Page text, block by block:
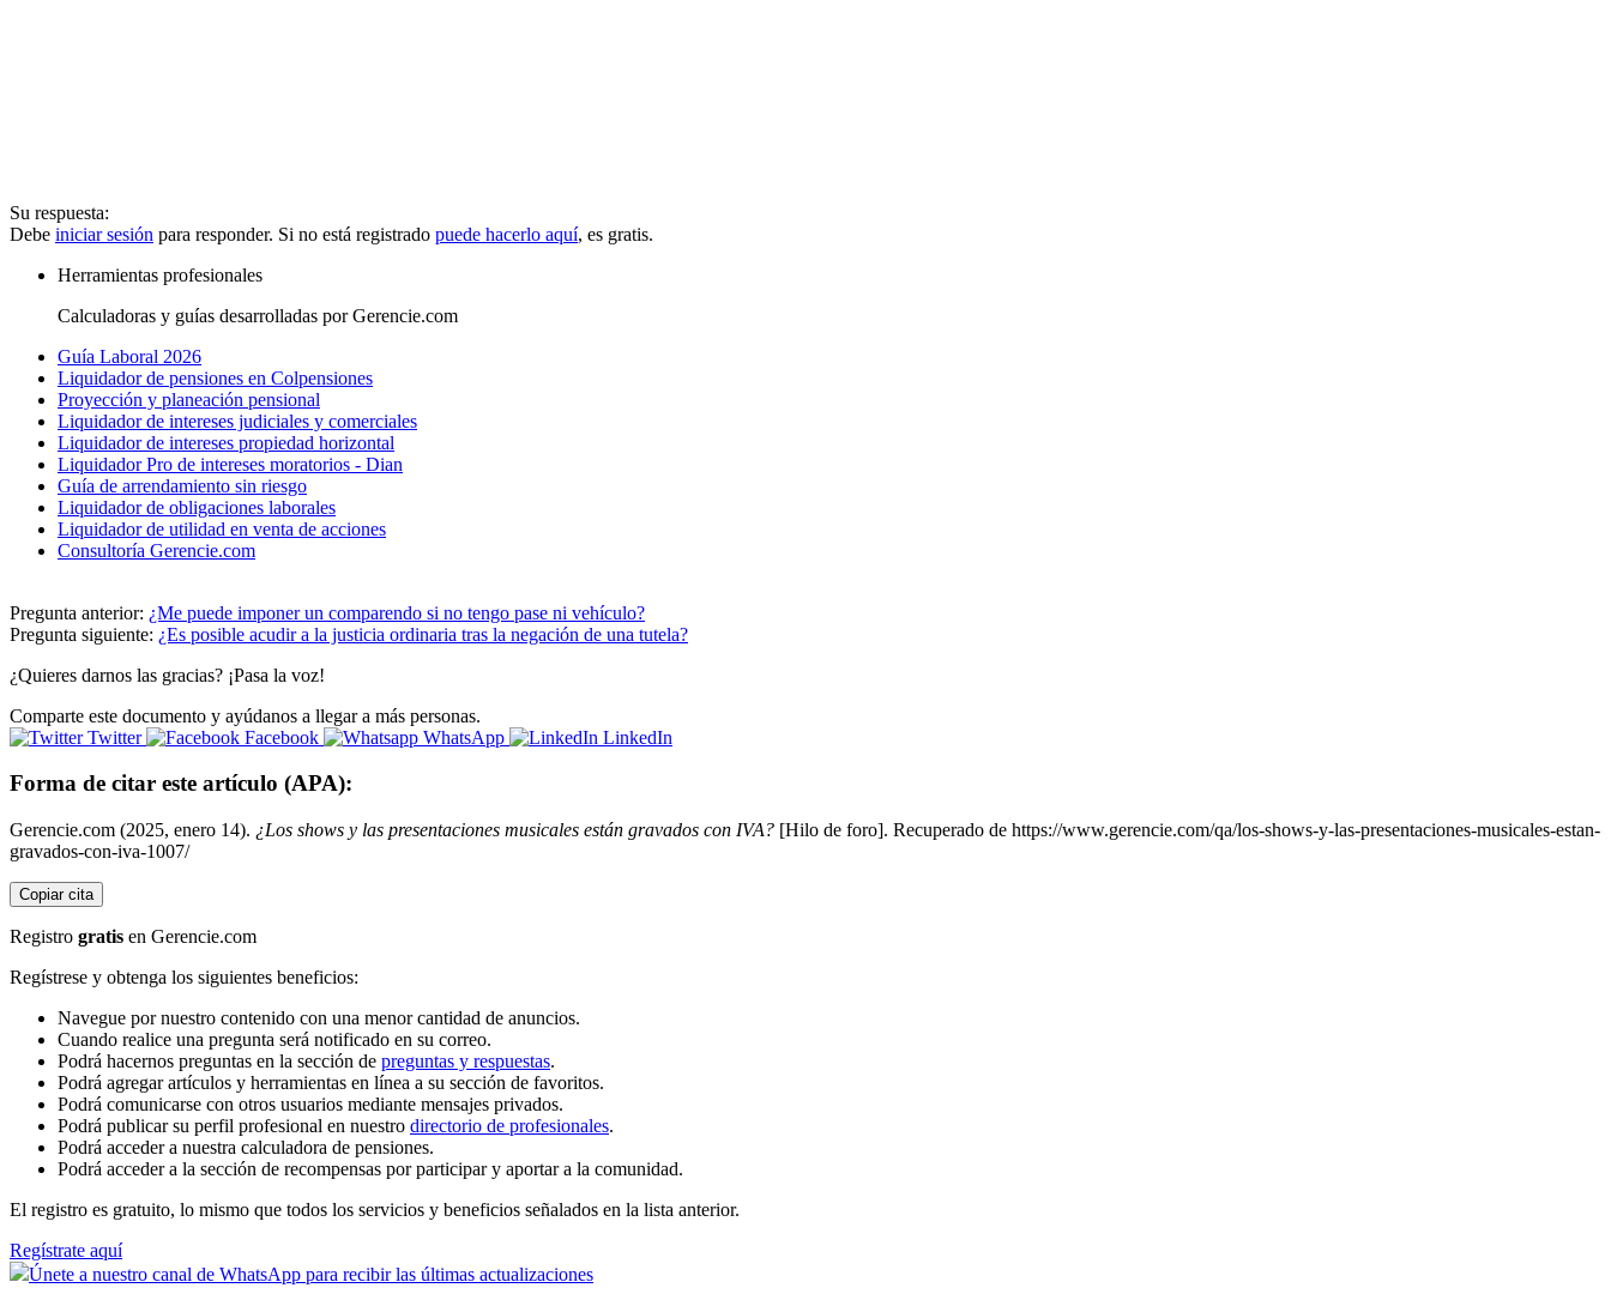
Su respuesta:
Debe iniciar sesión para responder. Si no está registrado puede hacerlo aquí, es gratis.
Herramientas profesionales
Calculadoras y guías desarrolladas por Gerencie.com
Guía Laboral 2026
Liquidador de pensiones en Colpensiones
Proyección y planeación pensional
Liquidador de intereses judiciales y comerciales
Liquidador de intereses propiedad horizontal
Liquidador Pro de intereses moratorios - Dian
Guía de arrendamiento sin riesgo
Liquidador de obligaciones laborales
Liquidador de utilidad en venta de acciones
Consultoría Gerencie.com
Pregunta anterior: ¿Me puede imponer un comparendo si no tengo pase ni vehículo?
Pregunta siguiente: ¿Es posible acudir a la justicia ordinaria tras la negación de una tutela?
¿Quieres darnos las gracias? ¡Pasa la voz!
Comparte este documento y ayúdanos a llegar a más personas.
Twitter
Facebook WhatsApp LinkedIn
Forma de citar este artículo (APA):
Gerencie.com (2025, enero 14). ¿Los shows y las presentaciones musicales están gravados con IVA? [Hilo de foro]. Recuperado de https://www.gerencie.com/qa/los-shows-y-las-presentaciones-musicales-estan-
gravados-con-iva-1007/
Copiar cita
Registro gratis en Gerencie.com
Regístrese y obtenga los siguientes beneficios:
Navegue por nuestro contenido con una menor cantidad de anuncios.
Cuando realice una pregunta será notificado en su correo.
Podrá hacernos preguntas en la sección de preguntas y respuestas.
Podrá agregar artículos y herramientas en línea a su sección de favoritos.
Podrá comunicarse con otros usuarios mediante mensajes privados.
Podrá publicar su perfil profesional en nuestro directorio de profesionales.
Podrá acceder a nuestra calculadora de pensiones.
Podrá acceder a la sección de recompensas por participar y aportar a la comunidad.
El registro es gratuito, lo mismo que todos los servicios y beneficios señalados en la lista anterior.
Regístrate aquí
Únete a nuestro canal de WhatsApp para recibir las últimas actualizaciones